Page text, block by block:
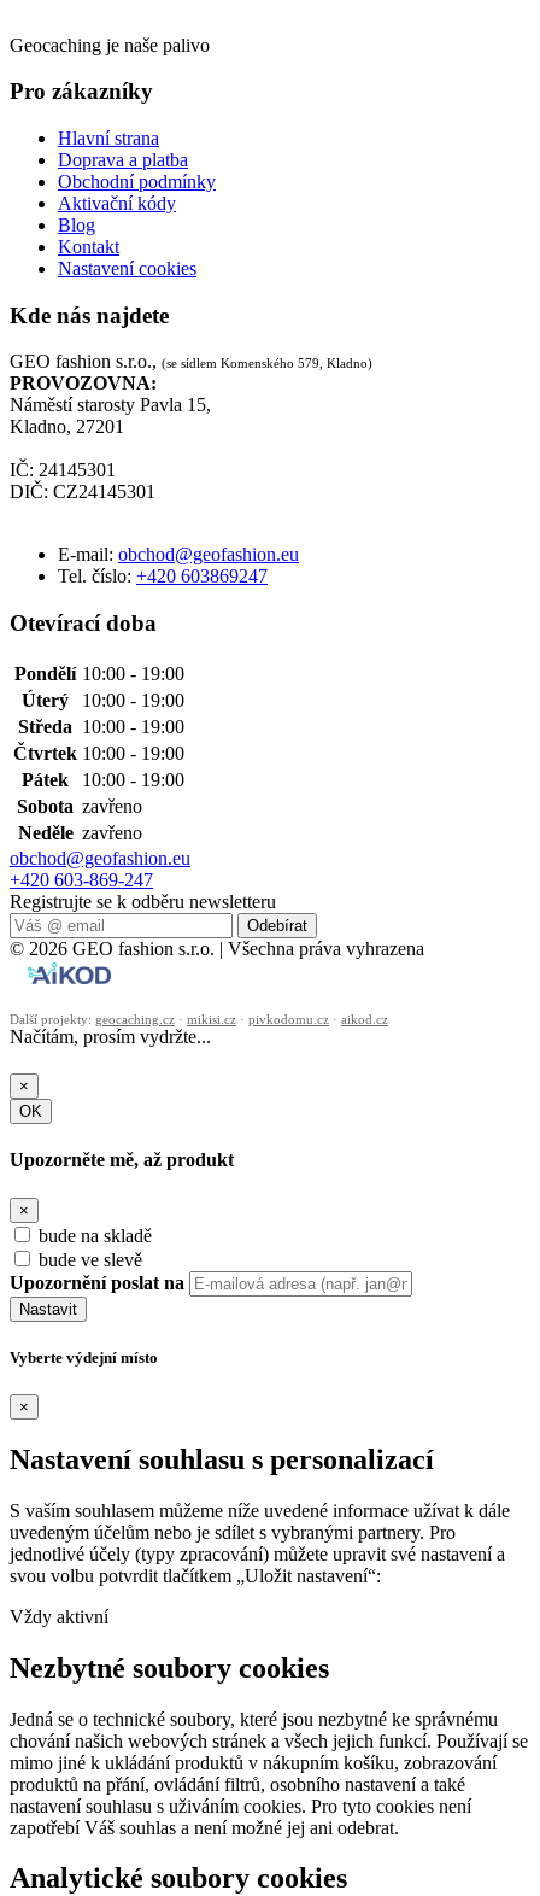
Geocaching je naše palivo
Pro zákazníky
Hlavní strana
Doprava a platba
Obchodní podmínky
Aktivační kódy
Blog
Kontakt
Nastavení cookies
Kde nás najdete
GEO fashion s.r.o., (se sídlem Komenského 579, Kladno)
PROVOZOVNA:
Náměstí starosty Pavla 15,
Kladno, 27201
IČ: 24145301
DIČ: CZ24145301
E-mail: obchod@geofashion.eu
Tel. číslo: +420 603869247
Otevírací doba
Pondělí 10:00 - 19:00
Úterý
10:00 - 19:00
Středa 10:00 - 19:00
Čtvrtek 10:00 - 19:00
Pátek
10:00 - 19:00
Sobota zavřeno
Neděle zavřeno
obchod@geofashion.eu
+420 603-869-247
Registrujte se k odběru newsletteru
Odebírat
© 2026 GEO fashion s.r.o. | Všechna práva vyhrazena
Další projekty: geocaching.cz · mikisi.cz · pivkodomu.cz · aikod.cz
Načítám, prosím vydržte...
×
OK
Upozorněte mě, až produkt
×
bude na skladě
bude ve slevě
Upozornění poslat na
Nastavit
Vyberte výdejní místo
×
Nastavení souhlasu s personalizací
S vaším souhlasem můžeme níže uvedené informace užívat k dále
uvedeným účelům nebo je sdílet s vybranými partnery. Pro
jednotlivé účely (typy zpracování) můžete upravit své nastavení a
svou volbu potvrdit tlačítkem „Uložit nastavení“:
Vždy aktivní
Nezbytné soubory cookies
Jedná se o technické soubory, které jsou nezbytné ke správnému
chování našich webových stránek a všech jejich funkcí. Používají se
mimo jiné k ukládání produktů v nákupním košíku, zobrazování
produktů na přání, ovládání filtrů, osobního nastavení a také
nastavení souhlasu s uživáním cookies. Pro tyto cookies není
zapotřebí Váš souhlas a není možné jej ani odebrat.
Analytické soubory cookies